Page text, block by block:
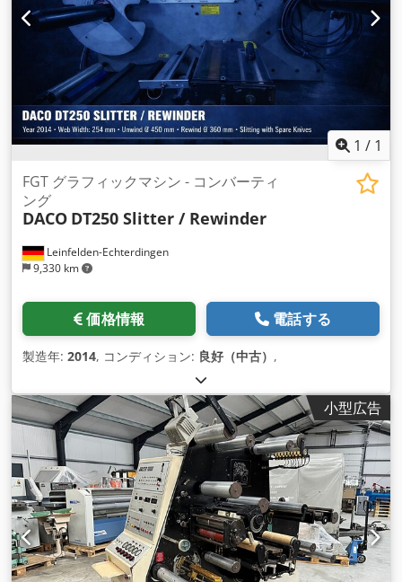
1 / 1
Leinfelden-Echterdingen
9,330 km
FGT グラフィックマシン - コンバーティ
ング
DACO DT250 Slitter / Rewinder
価格情報 電話する
製造年: 2014, コンディション: 良好（中古） ,
小型広告